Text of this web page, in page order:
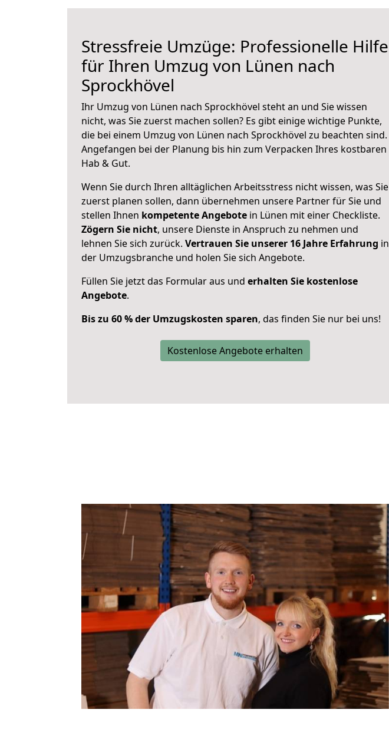
Stressfreie Umzüge: Professionelle Hilfe
für Ihren Umzug von Lünen nach
Sprockhövel
Ihr Umzug von Lünen nach Sprockhövel steht an und Sie wissen
nicht, was Sie zuerst machen sollen? Es gibt einige wichtige Punkte,
die bei einem Umzug von Lünen nach Sprockhövel zu beachten sind.
Angefangen bei der Planung bis hin zum Verpacken Ihres kostbaren
Hab & Gut.
Wenn Sie durch Ihren alltäglichen Arbeitsstress nicht wissen, was Sie
zuerst planen sollen, dann übernehmen unsere Partner für Sie und
stellen Ihnen kompetente Angebote in Lünen mit einer Checkliste.
Zögern Sie nicht, unsere Dienste in Anspruch zu nehmen und
lehnen Sie sich zurück. Vertrauen Sie unserer 16 Jahre Erfahrung in
der Umzugsbranche und holen Sie sich Angebote.
Füllen Sie jetzt das Formular aus und erhalten Sie kostenlose
Angebote.
Bis zu 60 % der Umzugskosten sparen, das finden Sie nur bei uns!
Kostenlose Angebote erhalten